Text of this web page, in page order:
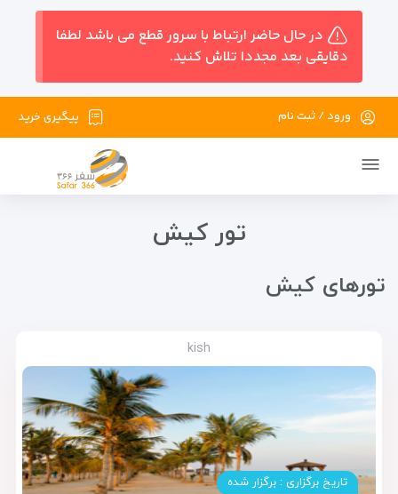
در حال حاضر ارتباط با سرور قطع می باشد لطفا
دقایقی بعد مجددا تلاش کنید.
پیگیری خرید ورود / ثبت نام
تور کیش
تور‌های کیش
kish
تاریخ برگزاری : برگزار شده